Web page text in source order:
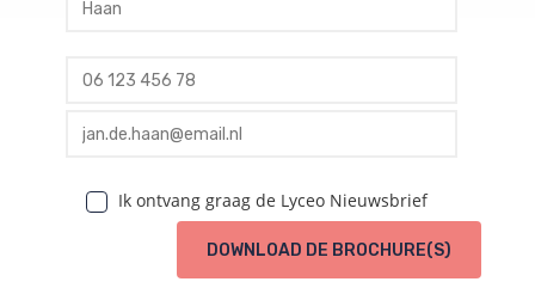
profile telefoon
profile email
Ik ontvang graag de Lyceo Nieuwsbrief
DOWNLOAD DE BROCHURE(S)